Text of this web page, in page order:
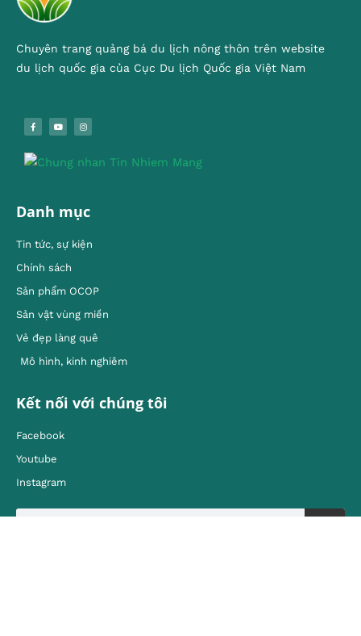
Chuyên trang quảng bá du lịch nông thôn trên website
du lịch quốc gia của Cục Du lịch Quốc gia Việt Nam
Danh mục
Tin tức, sự kiện
Chính sách
Sản phẩm OCOP
Sản vật vùng miền
Vẻ đẹp làng quê
Mô hình, kinh nghiêm
Kết nối với chúng tôi
Facebook
Youtube
Instagram